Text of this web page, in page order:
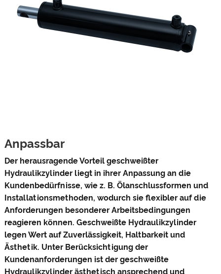
Anpassbar
Der herausragende Vorteil geschweißter
Hydraulikzylinder liegt in ihrer Anpassung an die
Kundenbedürfnisse, wie z. B. Ölanschlussformen und
Installationsmethoden, wodurch sie flexibler auf die
Anforderungen besonderer Arbeitsbedingungen
reagieren können. Geschweißte Hydraulikzylinder
legen Wert auf Zuverlässigkeit, Haltbarkeit und
Ästhetik. Unter Berücksichtigung der
Kundenanforderungen ist der geschweißte
Hydraulikzylinder ästhetisch ansprechend und